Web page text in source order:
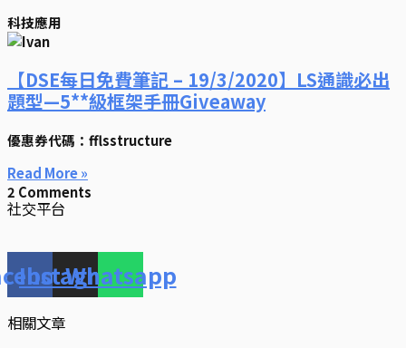
科技應用
【DSE每日免費筆記 – 19/3/2020】LS通識必出
題型—5**級框架手冊Giveaway
優惠券代碼：fflsstructure
Read More »
2 Comments
社交平台
Instagram
Whatsapp
相關文章